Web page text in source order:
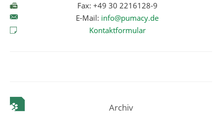
Fax: +49 30 2216128-9
E-Mail: info@pumacy.de
Kontaktformular
Archiv